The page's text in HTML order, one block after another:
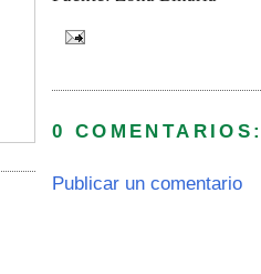
0 COMENTARIOS:
Publicar un comentario